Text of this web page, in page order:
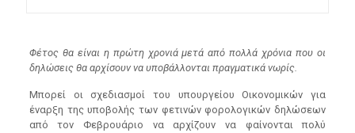
Φέτος θα είναι η πρώτη χρονιά μετά από πολλά χρόνια που οι
δηλώσεις θα αρχίσουν να υποβάλλονται πραγματικά νωρίς.
Μπορεί οι σχεδιασμοί του υπουργείου Οικονομικών για
έναρξη της υποβολής των φετινών φορολογικών δηλώσεων
από τον Φεβρουάριο να αρχίζουν να φαίνονται πολύ